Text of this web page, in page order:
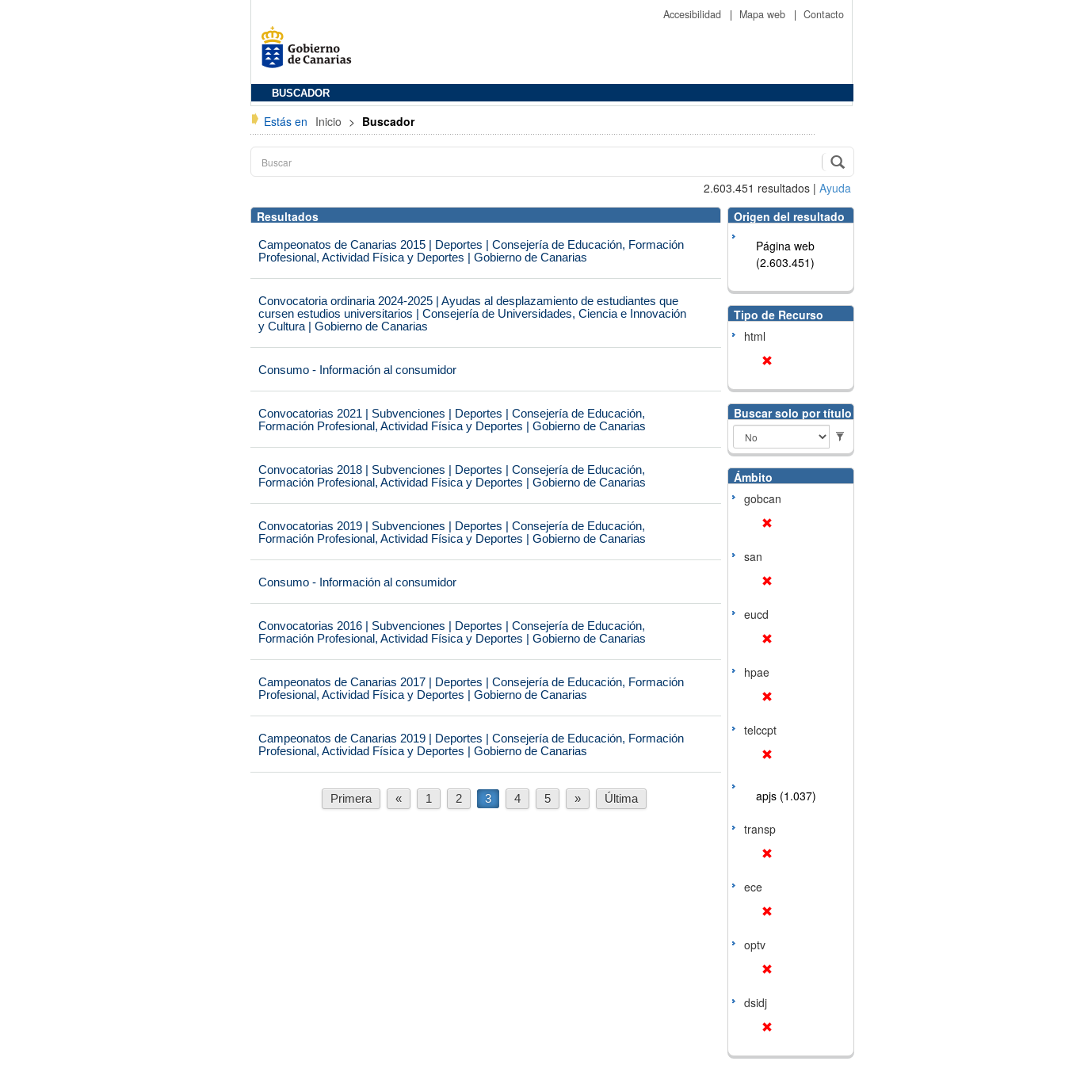
Accesibilidad | Mapa web | Contacto
BUSCADOR
Estás en Inicio > Buscador
2.603.451 resultados | Ayuda
Resultados
Campeonatos de Canarias 2015 | Deportes | Consejería de Educación, Formación
Profesional, Actividad Física y Deportes | Gobierno de Canarias
Convocatoria ordinaria 2024-2025 | Ayudas al desplazamiento de estudiantes que
cursen estudios universitarios | Consejería de Universidades, Ciencia e Innovación
y Cultura | Gobierno de Canarias
Consumo - Información al consumidor
Convocatorias 2021 | Subvenciones | Deportes | Consejería de Educación,
Formación Profesional, Actividad Física y Deportes | Gobierno de Canarias
Convocatorias 2018 | Subvenciones | Deportes | Consejería de Educación,
Formación Profesional, Actividad Física y Deportes | Gobierno de Canarias
Convocatorias 2019 | Subvenciones | Deportes | Consejería de Educación,
Formación Profesional, Actividad Física y Deportes | Gobierno de Canarias
Consumo - Información al consumidor
Convocatorias 2016 | Subvenciones | Deportes | Consejería de Educación,
Formación Profesional, Actividad Física y Deportes | Gobierno de Canarias
Campeonatos de Canarias 2017 | Deportes | Consejería de Educación, Formación
Profesional, Actividad Física y Deportes | Gobierno de Canarias
Campeonatos de Canarias 2019 | Deportes | Consejería de Educación, Formación
Profesional, Actividad Física y Deportes | Gobierno de Canarias
Primera « 1 2 3 4 5 » Última
Origen del resultado
Página web
(2.603.451)
Tipo de Recurso
html
Buscar solo por título
Ámbito
gobcan
san
eucd
hpae
telccpt
apjs (1.037)
transp
ece
optv
dsidj